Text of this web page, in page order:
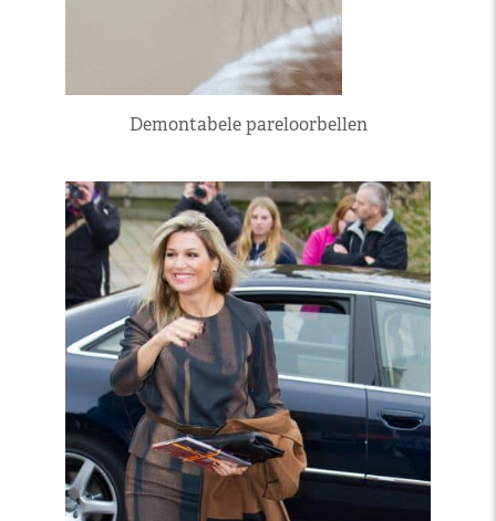
Demontabele pareloorbellen